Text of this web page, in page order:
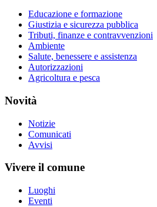
Educazione e formazione
Giustizia e sicurezza pubblica
Tributi, finanze e contravvenzioni
Ambiente
Salute, benessere e assistenza
Autorizzazioni
Agricoltura e pesca
Novità
Notizie
Comunicati
Avvisi
Vivere il comune
Luoghi
Eventi